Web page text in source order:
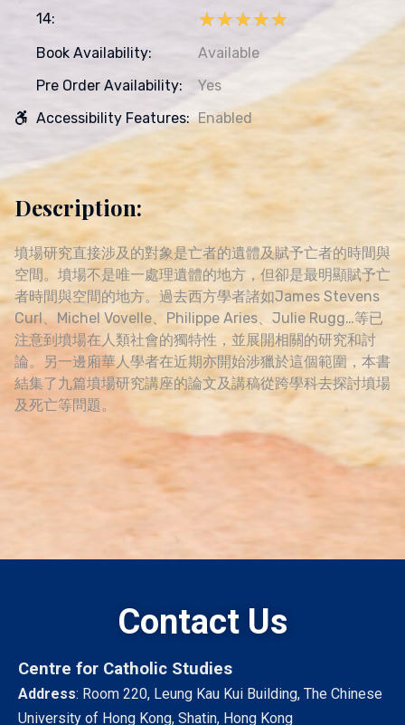
14:
★★★★★
★★★★★
Book Availability:
Available
Pre Order Availability:
Yes
Accessibility Features: Enabled
Description:
墳場研究直接涉及的對象是亡者的遺體及賦予亡者的時間與
空間。墳場不是唯一處理遺體的地方，但卻是最明顯賦予亡
者時間與空間的地方。過去西方學者諸如James Stevens
Curl、Michel Vovelle、Philippe Aries、Julie Rugg…等已
注意到墳場在人類社會的獨特性，並展開相關的研究和討
論。另一邊廂華人學者在近期亦開始涉獵於這個範圍，本書
結集了九篇墳場研究講座的論文及講稿從跨學科去探討墳場
及死亡等問題。
Contact Us
Centre for Catholic Studies
Address: Room 220, Leung Kau Kui Building, The Chinese
University of Hong Kong, Shatin, Hong Kong